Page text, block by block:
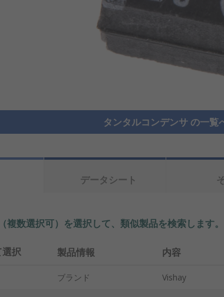
タンタルコンデンサ の一覧
データシート
複数選択可）を選択して、類似製品を検索します。
択 製品情報 内容
ブランド Vishay